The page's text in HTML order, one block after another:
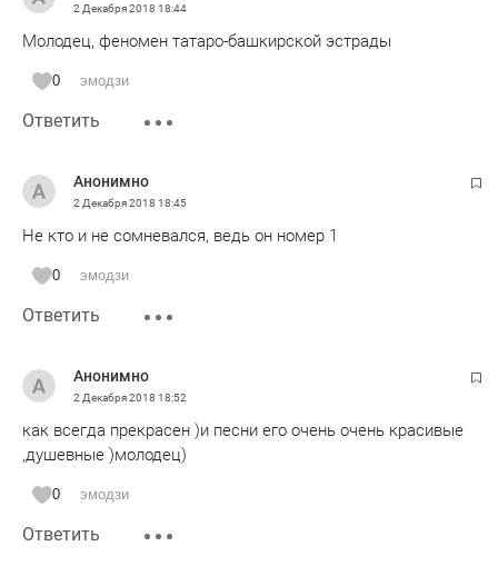
2 Декабря 2018 18:44
Молодец, феномен татаро-башкирской эстрады
0 эмодзи
Ответить
Анонимно
2 Декабря 2018 18:45
Не кто и не сомневался, ведь он номер 1
0 эмодзи
Ответить
Анонимно
2 Декабря 2018 18:52
как всегда прекрасен )и песни его очень очень красивые
,душевные )молодец)
0 эмодзи
Ответить